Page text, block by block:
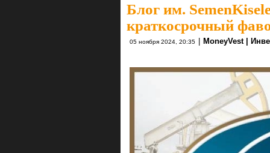
Блог им.
краткосрочный
05 ноября 2024, 20:35 | MoneyVest |